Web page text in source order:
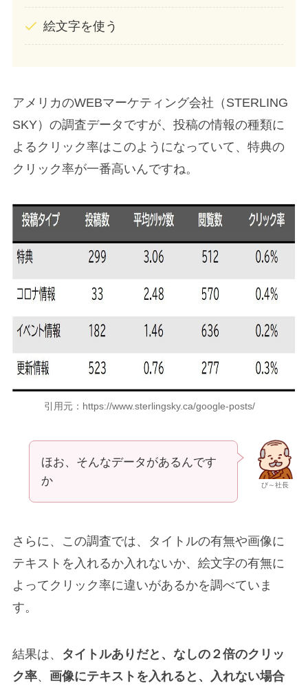
絵文字を使う
アメリカのWEBマーケティング会社（STERLING
SKY）の調査データですが、投稿の情報の種類に
よるクリック率はこのようになっていて、特典の
クリック率が一番高いんですね。
引用元：https://www.sterlingsky.ca/google-posts/
び～社長
ほお、そんなデータがあるんです
か
さらに、この調査では、タイトルの有無や画像に
テキストを入れるか入れないか、絵文字の有無に
よってクリック率に違いがあるかを調べていま
す。
結果は、
タイトルありだと、なしの２倍のクリッ
ク率、 画像にテキストを入れると、入れない場合